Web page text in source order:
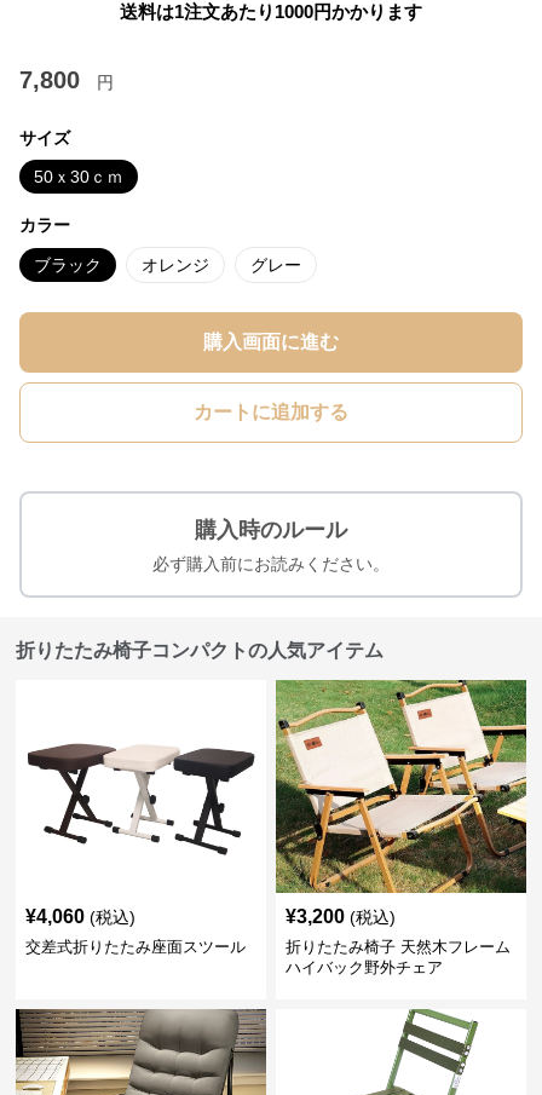
送料は1注文あたり 1000円かかります
7,800 円
サイズ
50ｘ30ｃｍ
カラー
ブラック オレンジ グレー
購入画面に進む
カートに追加する
購入時のルール
必ず購入前にお読みください。
折りたたみ椅子コンパクトの人気アイテム
¥4,060 (税込)
交差式折りたたみ座面スツール
¥3,200 (税込)
折りたたみ椅子 天然木フレーム
ハイバック野外チェア